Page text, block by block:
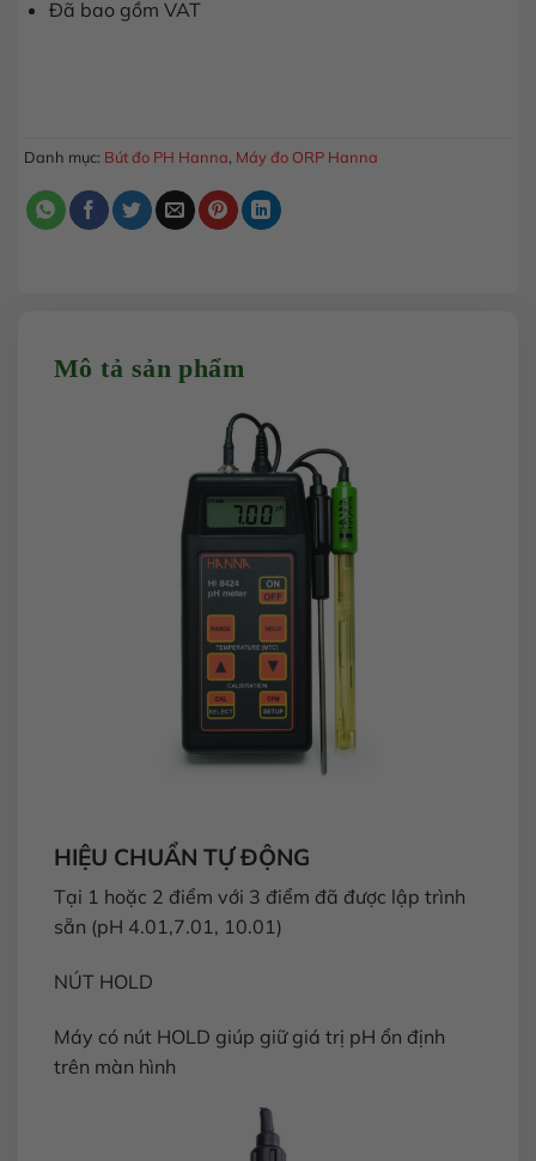
Đã bao gồm VAT
Danh mục: Bút đo PH Hanna, Máy đo ORP Hanna
Mô tả sản phẩm
HIỆU CHUẨN TỰ ĐỘNG
Tại 1 hoặc 2 điểm với 3 điểm đã được lập trình
sẵn (pH 4.01,7.01, 10.01)
NÚT HOLD
Máy có nút HOLD giúp giữ giá trị pH ổn định
trên màn hình